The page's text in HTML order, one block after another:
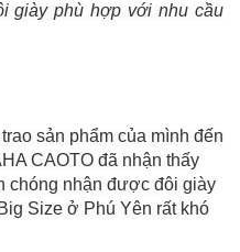
giày phù hợp với nhu cầu
sản phẩm của mình đến
CAOTO đã nhận thấy
chóng nhận được đôi giày
Size ở Phú Yên rất khó